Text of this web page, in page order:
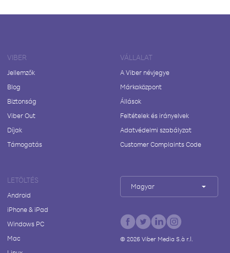
VIBER
Jellemzők
Blog
Biztonság
Viber Out
Díjak
Támogatás
VÁLLALAT
A Viber névjegye
Márkaközpont
Állások
Feltételek és irányelvek
Adatvédelmi szabályzat
Customer Complaints Code
LETÖLTÉS
Android
iPhone & iPad
Windows PC
Mac
Magyar
© 2026Viber Media S.à r.l.